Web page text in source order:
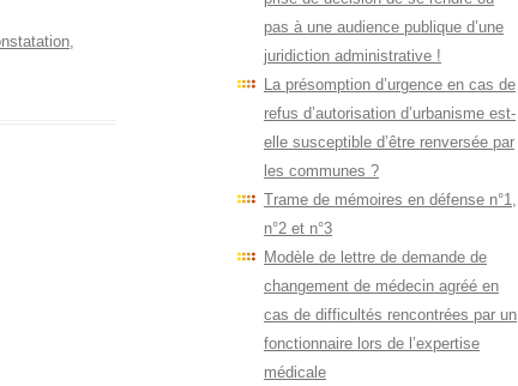
,
pas à une audience publique d’une
juridiction administrative !
La présomption d’urgence en cas de
refus d’autorisation d’urbanisme est-
elle susceptible d’être renversée par
les communes ?
Trame de mémoires en défense n°1,
n°2 et n°3
Modèle de lettre de demande de
changement de médecin agréé en
cas de difficultés rencontrées par un
fonctionnaire lors de l’expertise
médicale